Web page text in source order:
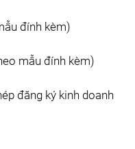
đính kèm)
mẫu đính kèm)
đăng ký kinh doanh